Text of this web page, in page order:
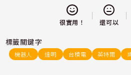
很實用！ 還可以
標籤關鍵字
機器人 達明 台積電 英特爾